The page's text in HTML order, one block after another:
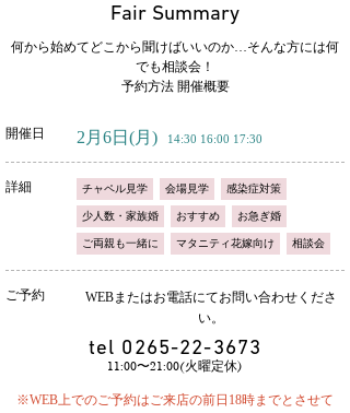
Fair Summary
何から始めてどこから聞けばいいのか…そんな方には何
でも相談会！
予約方法 開催概要
開催日 2月6日 (月) 14:30 16:00 17:30
詳細 チャペル見学 会場見学 感染症対策
少人数・家族婚 おすすめ お急ぎ婚
ご両親も一緒に マタニティ花嫁向け 相談会
ご予約
WEBまたはお電話にてお問い合わせくださ
い。
tel 0265-22-3673
11:00〜21:00(火曜定休)
※WEB上でのご予約はご来店の前日18時までとさせて